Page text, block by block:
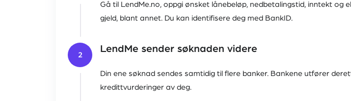
Gå til LendMe.no, oppgi ønsket lånebeløp, nedbetalingstid, inntekt og
gjeld, blant annet. Du kan identifisere deg med BankID.
2
LendMe sender søknaden videre
Din ene søknad sendes samtidig til flere banker. Bankene utfører
kredittvurderinger av deg.